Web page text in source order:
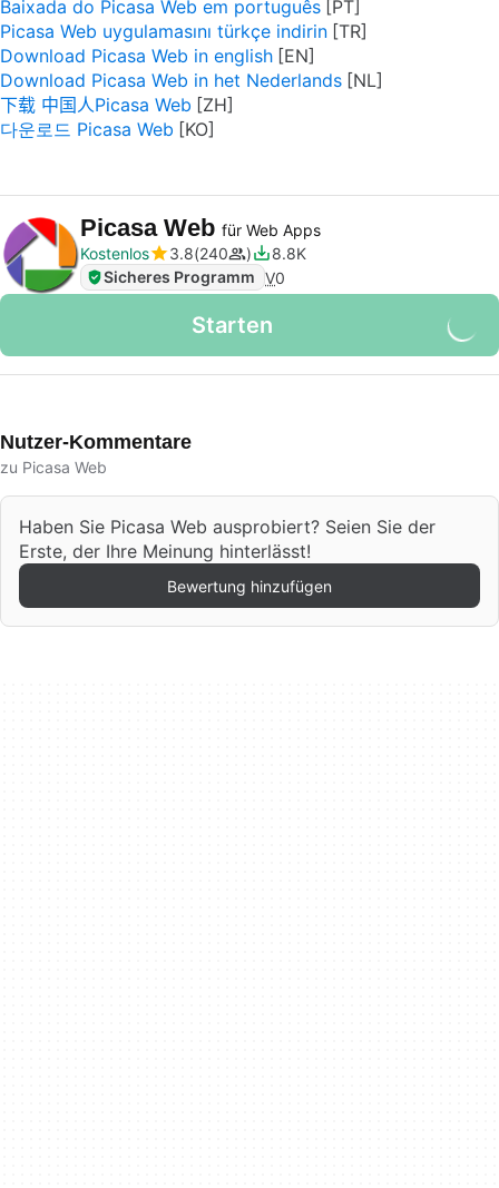
Baixada do Picasa Web em português
Picasa Web uygulamasını türkçe indirin
Download Picasa Web in english
Download Picasa Web in het Nederlands
下载 中国人Picasa Web
다운로드 Picasa Web
Picasa Web für Web Apps
Kostenlos
3.8 240
8.8K
Sicheres Programm V0
Starten
Nutzer-Kommentare
zu Picasa Web
Haben Sie Picasa Web ausprobiert? Seien Sie der
Erste, der Ihre Meinung hinterlässt!
Bewertung hinzufügen